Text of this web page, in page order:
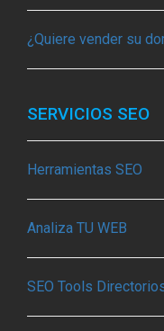
¿Quiere vender su
SERVICIOS SEO
Herramientas SEO
Analiza TU WEB
SEO Tools